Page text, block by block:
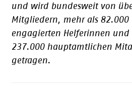
und wird bundesweit von
Mitgliedern, mehr als 82.000
engagierten Helferinnen und
237.000 hauptamtlichen
getragen.